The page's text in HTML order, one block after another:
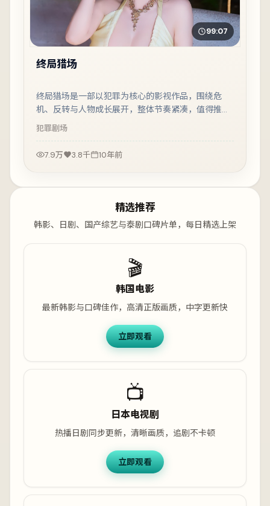
99:07
终局猎场
终局猎场是一部以犯罪为核心的影视作品，围绕危
机、反转与人物成长展开，整体节奏紧凑，值得推荐
观看。
犯罪剧场
7.9万 3.8千 10年前
精选推荐
韩影、日剧、国产综艺与泰剧口碑片单，每日精选上架
🎬
韩国电影
最新韩影与口碑佳作，高清正版画质，中字更新快
立即观看
📺
日本电视剧
热播日剧同步更新，清晰画质，追剧不卡顿
立即观看